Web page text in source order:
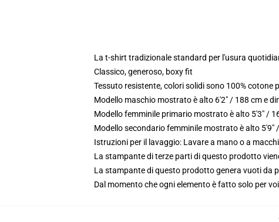
La t-shirt tradizionale standard per l'usura
Classico, generoso, boxy fit
Tessuto resistente, colori solidi sono 100% cotone
Modello maschio mostrato è alto 6'2" / 188 cm e
Modello femminile primario mostrato è alto 5'3" /
Modello secondario femminile mostrato è alto 5'9"
Istruzioni per il lavaggio: Lavare a mano o a
La stampante di terze parti di questo prodotto
La stampante di questo prodotto genera vuoti da
Dal momento che ogni elemento è fatto solo per